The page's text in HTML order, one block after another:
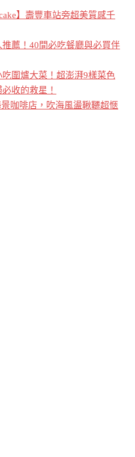
】壽豐車站旁超美質感千
薦！40間必吃餐廳與必買伴
吃圍爐大菜！超澎湃9樣菜色
收的救星！
咖啡店，吹海風盪鞦韆超愜